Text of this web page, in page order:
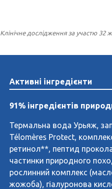
Клінічне дослідження за участю 32
Активні інгредієнти
91% інгредієнтів
Термальна вода Урьяж,
Télomères Protect,
ретинол**, пептид
частинки природного
рослинний комплекс
жожоба), гіалуронова